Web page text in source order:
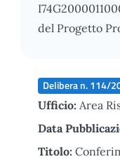
del Progetto
Delibera n. 114/
Ufficio: Area
Data
Titolo: